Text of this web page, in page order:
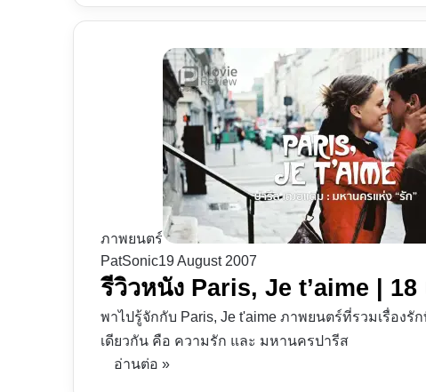
ภาพยนตร์
PatSonic19 August 2007
รีวิวหนัง Paris, Je t’aime |
พาไปรู้จักกับ Paris, Je t'aime ภาพยนตร์ที่รวมเรื่อง
เดียวกัน คือ ความรัก และ มหานครปารีส
อ่านต่อ »